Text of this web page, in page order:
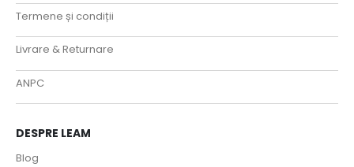
Termene și condiții
Livrare & Returnare
ANPC
DESPRE LEAM
Blog